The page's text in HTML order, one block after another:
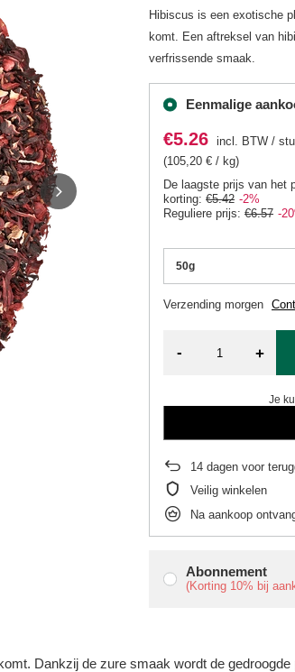
Hibiscus is een exotische
komt. Een aftreksel van
verfrissende smaak.
Eenmalige
Abonnement
(Korting 10% bij
50g
Verzendingmorgen
€5.26 incl. BTW /
(105,20 € / kg)
De laagste prijs van het
korting:€5.42 -2%
Reguliere prijs:€6.57 -
- +
Je
14 dagen voor
Veilig winkelen
Na aankoop
Dankzij de zure smaak wordt de